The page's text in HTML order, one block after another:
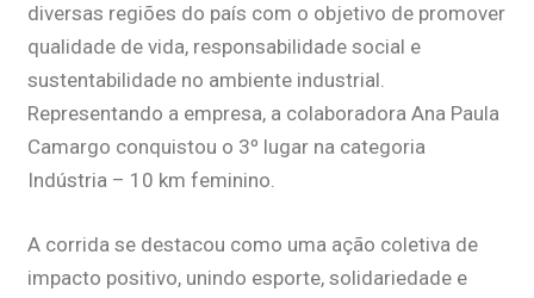
diversas regiões do país com o objetivo de promover
qualidade de vida, responsabilidade social e
sustentabilidade no ambiente industrial.
Representando a empresa, a colaboradora Ana Paula
Camargo conquistou o 3º lugar na categoria
Indústria – 10 km feminino.
A corrida se destacou como uma ação coletiva de
impacto positivo, unindo esporte, solidariedade e